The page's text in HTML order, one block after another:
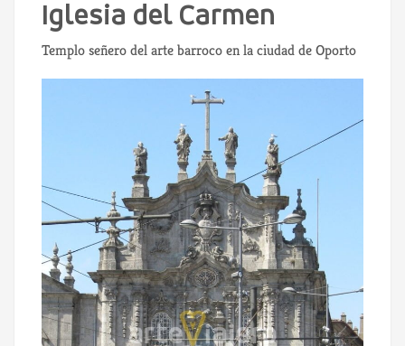
Iglesia del Carmen
Templo señero del arte barroco en la ciudad de Oporto